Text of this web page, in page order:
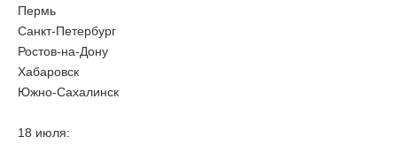
Пермь
Санкт-Петербург
Ростов-на-Дону
Хабаровск
Южно-Сахалинск
18 июля: